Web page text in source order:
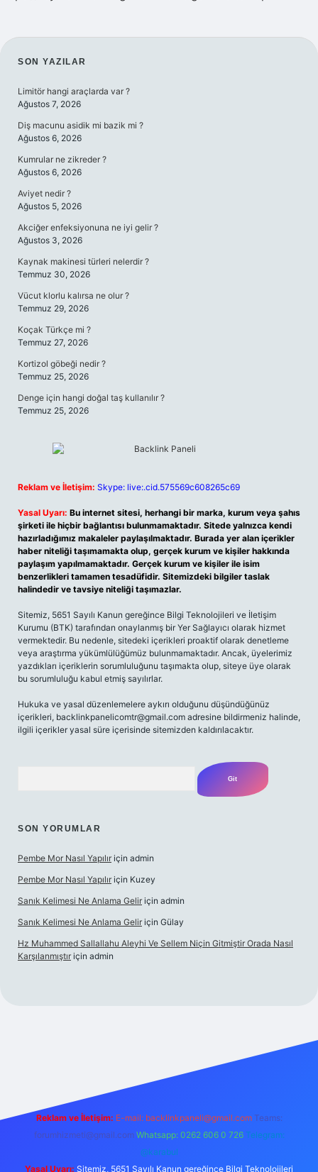
SIDEBAR
SON YAZILAR
Limitör hangi araçlarda var ?
Ağustos 7, 2026
Diş macunu asidik mi bazik mi ?
Ağustos 6, 2026
Kumrular ne zikreder ?
Ağustos 6, 2026
Aviyet nedir ?
Ağustos 5, 2026
Akciğer enfeksiyonuna ne iyi gelir ?
Ağustos 3, 2026
Kaynak makinesi türleri nelerdir ?
Temmuz 30, 2026
Vücut klorlu kalırsa ne olur ?
Temmuz 29, 2026
Koçak Türkçe mi ?
Temmuz 27, 2026
Kortizol göbeği nedir ?
Temmuz 25, 2026
Denge için hangi doğal taş kullanılır ?
Temmuz 25, 2026
Reklam ve İletişim: Skype: live:.cid.575569c608265c69
Yasal Uyarı: Bu internet sitesi, herhangi bir marka, kurum veya şahıs
şirketi ile hiçbir bağlantısı bulunmamaktadır. Sitede yalnızca kendi
hazırladığımız makaleler paylaşılmaktadır. Burada yer alan içerikler
haber niteliği taşımamakta olup, gerçek kurum ve kişiler hakkında
paylaşım yapılmamaktadır. Gerçek kurum ve kişiler ile isim
benzerlikleri tamamen tesadüfidir. Sitemizdeki bilgiler taslak
halindedir ve tavsiye niteliği taşımazlar.
Sitemiz, 5651 Sayılı Kanun gereğince Bilgi Teknolojileri ve İletişim
Kurumu (BTK) tarafından onaylanmış bir Yer Sağlayıcı olarak hizmet
vermektedir. Bu nedenle, sitedeki içerikleri proaktif olarak denetleme
veya araştırma yükümlülüğümüz bulunmamaktadır. Ancak, üyelerimiz
yazdıkları içeriklerin sorumluluğunu taşımakta olup, siteye üye olarak
bu sorumluluğu kabul etmiş sayılırlar.
Hukuka ve yasal düzenlemelere aykırı olduğunu düşündüğünüz
içerikleri, backlinkpanelicomtr@gmail.com adresine bildirmeniz halinde,
ilgili içerikler yasal süre içerisinde sitemizden kaldırılacaktır.
SON YORUMLAR
Pembe Mor Nasıl Yapılır için admin
Pembe Mor Nasıl Yapılır için Kuzey
Sanık Kelimesi Ne Anlama Gelir için admin
Sanık Kelimesi Ne Anlama Gelir için Gülay
Hz Muhammed Sallallahu Aleyhi Ve Sellem Niçin Gitmiştir Orada Nasıl
Karşılanmıştır için admin
Reklam ve İletişim: E-mail: backlinkpaneli@gmail.com Teams:
forumhizmeti@gmail.com Whatsapp: 0262 606 0 726 Telegram:
@karabul
Yasal Uyarı: Sitemiz, 5651 Sayılı Kanun gereğince Bilgi Teknolojileri